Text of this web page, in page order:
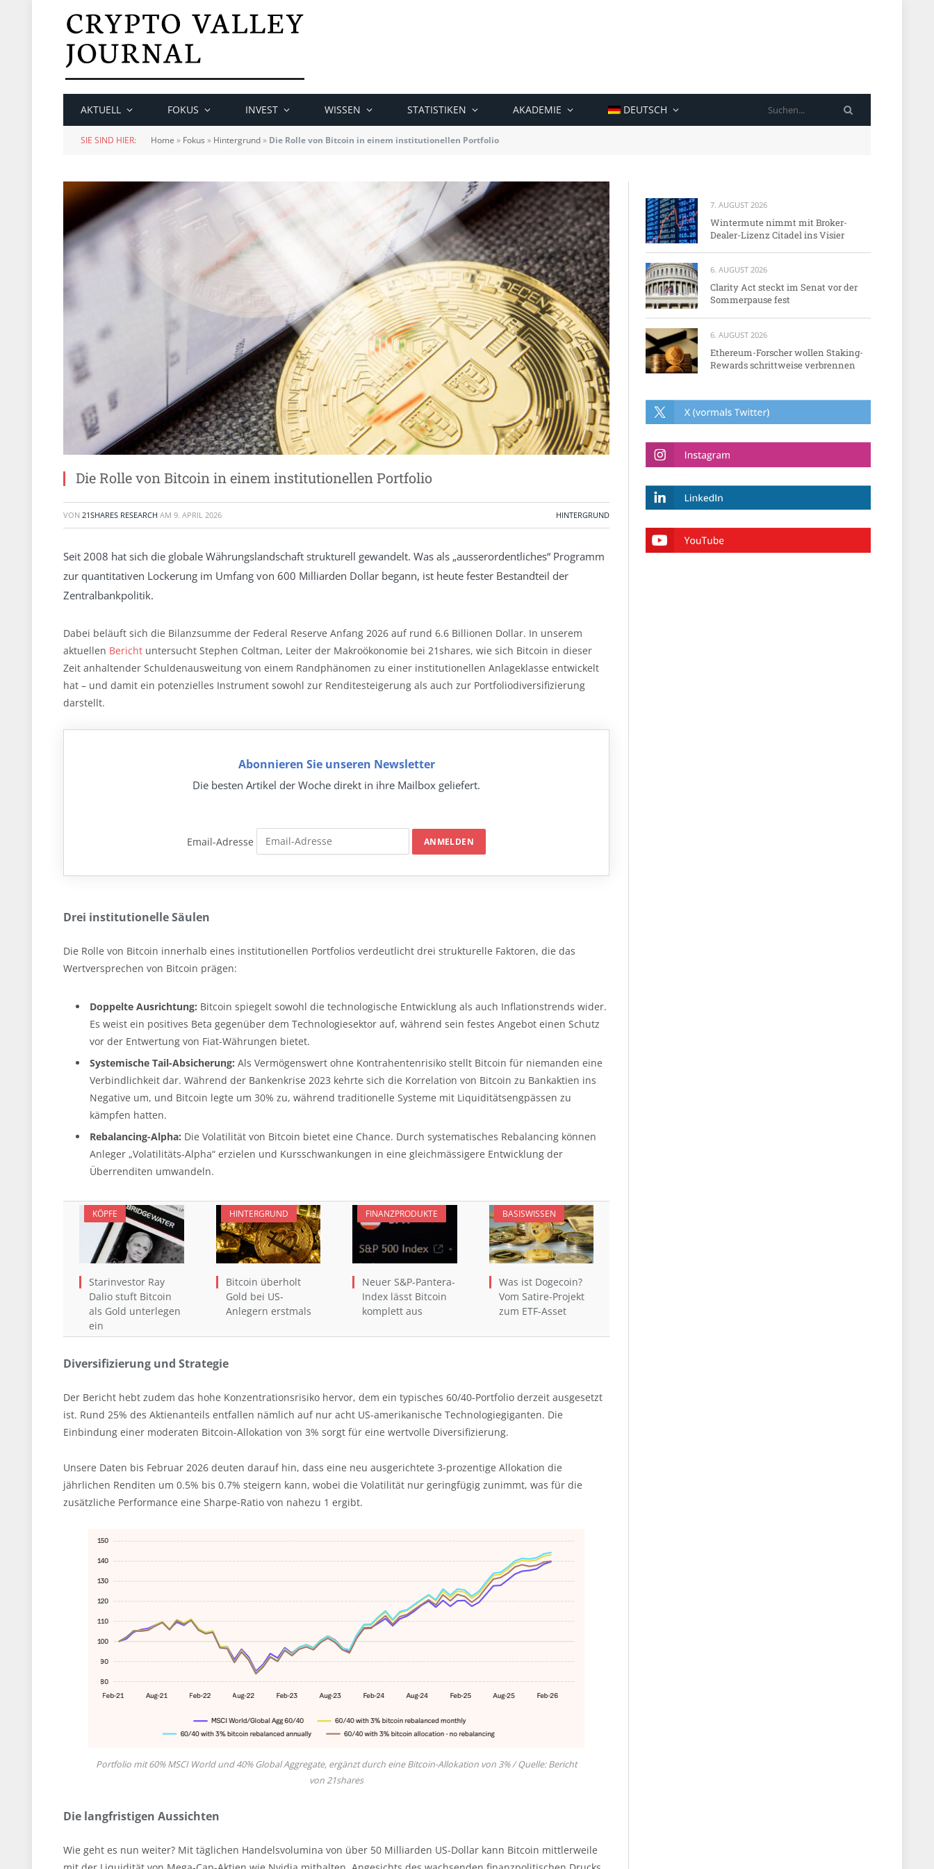
AKTUELL FOKUS INVEST WISSEN STATISTIKEN AKADEMIE DEUTSCH
SIE SIND HIER: Home » Fokus » Hintergrund» Die Rolle von Bitcoin in einem institutionellen Portfolio
Die Rolle von Bitcoin in einem institutionellen Portfolio
VON 21SHARES RESEARCH AM 9. APRIL 2026 HINTERGRUND
Seit 2008 hat sich die globale Währungslandschaft strukturell gewandelt. Was als „ausserordentliches“ Programm
zur quantitativen Lockerung im Umfang von 600 Milliarden Dollar begann, ist heute fester Bestandteil der
Zentralbankpolitik.
Dabei beläuft sich die Bilanzsumme der Federal Reserve Anfang 2026 auf rund 6.6 Billionen Dollar. In unserem
aktuellen Bericht untersucht Stephen Coltman, Leiter der Makroökonomie bei 21shares, wie sich Bitcoin in dieser
Zeit anhaltender Schuldenausweitung von einem Randphänomen zu einer institutionellen Anlageklasse entwickelt
hat – und damit ein potenzielles Instrument sowohl zur Renditesteigerung als auch zur Portfoliodiversifizierung
darstellt.
Abonnieren Sie unseren Newsletter
Die besten Artikel der Woche direkt in ihre Mailbox geliefert.
Email-Adresse
Drei institutionelle Säulen
Die Rolle von Bitcoin innerhalb eines institutionellen Portfolios verdeutlicht drei strukturelle Faktoren, die das
Wertversprechen von Bitcoin prägen:
Doppelte Ausrichtung: Bitcoin spiegelt sowohl die technologische Entwicklung als auch Inflationstrends wider.
Es weist ein positives Beta gegenüber dem Technologiesektor auf, während sein festes Angebot einen Schutz
vor der Entwertung von Fiat-Währungen bietet.
Systemische Tail-Absicherung: Als Vermögenswert ohne Kontrahentenrisiko stellt Bitcoin für niemanden eine
Verbindlichkeit dar. Während der Bankenkrise 2023 kehrte sich die Korrelation von Bitcoin zu Bankaktien ins
Negative um, und Bitcoin legte um 30% zu, während traditionelle Systeme mit Liquiditätsengpässen zu
kämpfen hatten.
Rebalancing-Alpha: Die Volatilität von Bitcoin bietet eine Chance. Durch systematisches Rebalancing können
Anleger „Volatilitäts-Alpha“ erzielen und Kursschwankungen in eine gleichmässigere Entwicklung der
Überrenditen umwandeln.
KÖPFE
Starinvestor Ray
Dalio stuft Bitcoin
als Gold unterlegen
ein
HINTERGRUND
Bitcoin überholt
Gold bei US-
Anlegern erstmals
FINANZPRODUKTE
Neuer S&P-Pantera-
Index lässt Bitcoin
komplett aus
BASISWISSEN
Was ist Dogecoin?
Vom Satire-Projekt
zum ETF-Asset
Diversifizierung und Strategie
Der Bericht hebt zudem das hohe Konzentrationsrisiko hervor, dem ein typisches 60/40-Portfolio derzeit ausgesetzt
ist. Rund 25% des Aktienanteils entfallen nämlich auf nur acht US-amerikanische Technologiegiganten. Die
Einbindung einer moderaten Bitcoin-Allokation von 3% sorgt für eine wertvolle Diversifizierung.
Unsere Daten bis Februar 2026 deuten darauf hin, dass eine neu ausgerichtete 3-prozentige Allokation die
jährlichen Renditen um 0.5% bis 0.7% steigern kann, wobei die Volatilität nur geringfügig zunimmt, was für die
zusätzliche Performance eine Sharpe-Ratio von nahezu 1 ergibt.
Portfolio mit 60% MSCI World und 40% Global Aggregate, ergänzt durch eine Bitcoin-Allokation von 3% / Quelle: Bericht
von 21shares
Die langfristigen Aussichten
Wie geht es nun weiter? Mit täglichen Handelsvolumina von über 50 Milliarden US-Dollar kann Bitcoin mittlerweile
7. AUGUST 2026
Wintermute nimmt mit Broker-
Dealer-Lizenz Citadel ins Visier
6. AUGUST 2026
Clarity Act steckt im Senat vor der
Sommerpause fest
6. AUGUST 2026
Ethereum-Forscher wollen Staking-
Rewards schrittweise verbrennen